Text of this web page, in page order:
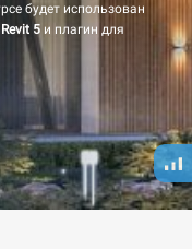
будет использован
5 и плагин для